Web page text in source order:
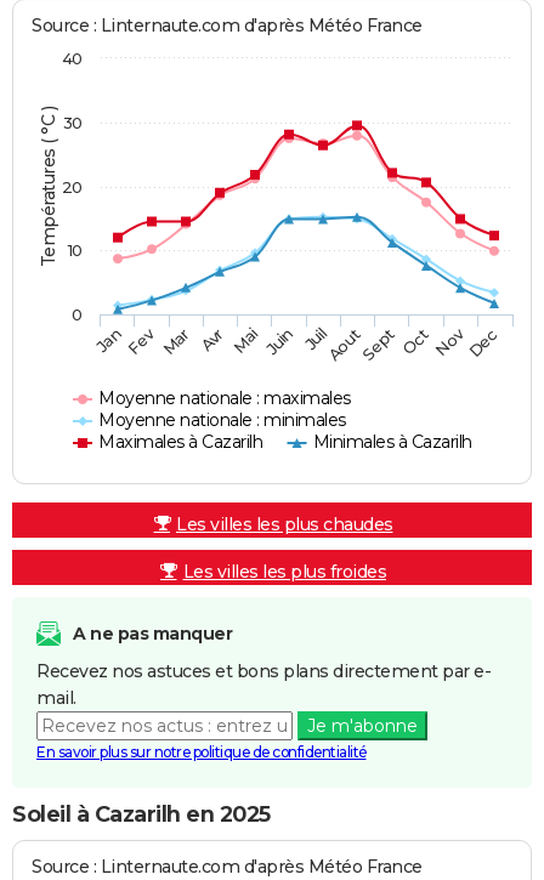
Températures ( °C )
Source : Linternaute.com d'après Météo France
Moyenne nationale : maximales
Moyenne nationale : minimales
Maximales à Cazarilh
Minimales à Cazarilh
JanFev Mar Avr Mai Juin JuilAoutSept OctNovDec
0
10
20
30
40
Les villes les plus chaudes
Les villes les plus froides
A ne pas manquer
Recevez nos astuces et bons plans directement par e-
mail.
Je m'abonne
En savoir plus sur notre politique de confidentialité
Soleil à Cazarilh en 2025
Source : Linternaute.com d'après Météo France